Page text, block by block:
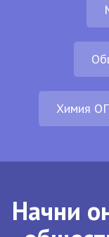
Химия
Начни